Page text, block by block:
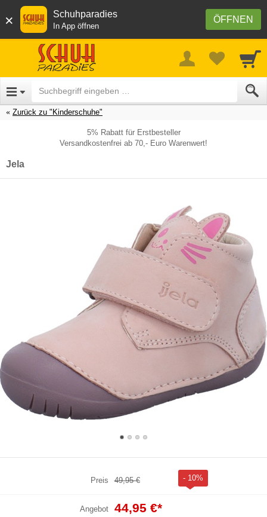
× ÖFFNEN
Schuhparadies
In App öffnen
Zurück zu "Kinderschuhe"
5% Rabatt für Erstbesteller
Versandkostenfrei ab 70,- Euro Warenwert!
Jela
Preis 49,95 € - 10%
Angebot 44,95 €*